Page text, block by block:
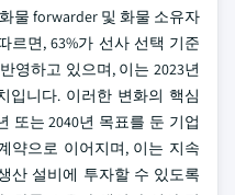
물 forwarder 및 화물 소유자
르면, 63%가 선사 선택 기준
영하고 있으며, 이는 2023년
입니다. 이러한 변화의 핵심
또는 2040년 목표를 둔 기업
약으로 이어지며, 이는 지속
산 설비에 투자할 수 있도록